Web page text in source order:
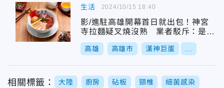
生活
影/進駐高雄開幕首日就出包！神宮
寺拉麵疑叉燒沒熟 業者駁斥：是熟
的
高雄 高雄市 漢神巨蛋
2024/10/15 18:40
相關標籤： 大陸 廚房 砧板 頸椎 細菌感染